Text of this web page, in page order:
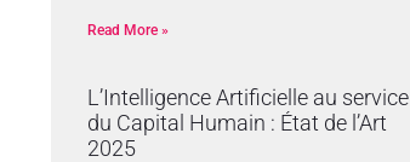
Read More »
L’Intelligence Artificielle au service
du Capital Humain : État de l’Art
2025